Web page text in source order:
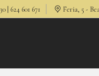
| 624 601 671 Feria, 5 -